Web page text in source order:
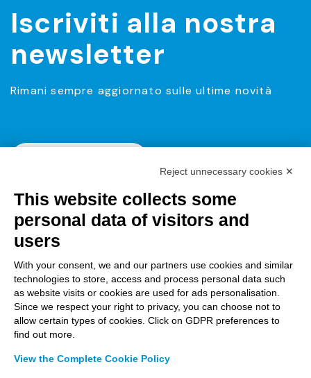
Iscriviti alla nostra
newsletter
Rimani sempre aggiornato sulle ultime novità
Reject unnecessary cookies ✕
This website collects some
personal data of visitors and
users
With your consent, we and our partners use cookies and similar
technologies to store, access and process personal data such
as website visits or cookies are used for ads personalisation.
Since we respect your right to privacy, you can choose not to
allow certain types of cookies. Click on GDPR preferences to
find out more.
View the Complete Cookie Policy